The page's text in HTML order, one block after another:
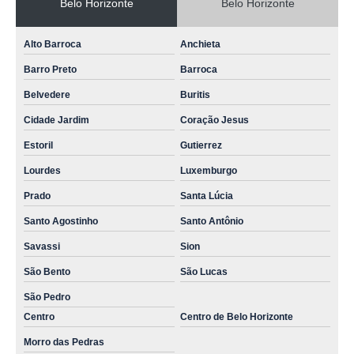
laserterapia em animais marcar ANCHIETA
laserterapia animal SÃO FRANCISO
laserterapia em animais CONJUNTO CELSO MACHADO
onde fazer laserterapia para animais PADRE EUSTAQUIO
laserterapia animal marcar Betim
laserterapia para cães Inhaúma
ozonioterapia veterinária Mário Campos
clínica que faz ozonioterapia em pequenos animais CALIFONIA
laserterapia para cães marcar BARROCA
onde fazer laserterapia para cães PINDORAMA
ozonioterapia para caes CAIÇARAS
Belo Horizonte Belo Horizonte
Alto Barroca Anchieta
Barro Preto Barroca
Belvedere Buritis
Cidade Jardim Coração Jesus
Estoril Gutierrez
Lourdes Luxemburgo
Prado Santa Lúcia
Santo Agostinho Santo Antônio
Savassi Sion
São Bento São Lucas
São Pedro
Centro
Centro de Belo Horizonte
Morro das Pedras